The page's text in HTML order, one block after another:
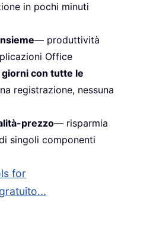
in pochi minuti
— produttività
Office
con tutte le
registrazione, nessuna
prezzo— risparmia
singoli componenti
for